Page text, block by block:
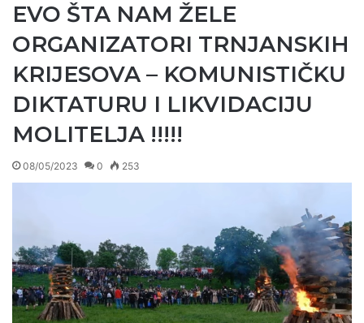
EVO ŠTA NAM ŽELE
ORGANIZATORI TRNJANSKIH
KRIJESOVA – KOMUNISTIČKU
DIKTATURU I LIKVIDACIJU
MOLITELJA !!!!!
08/05/2023 0 253